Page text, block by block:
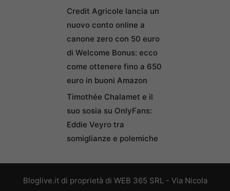
Credit Agricole lancia un
nuovo conto online a
canone zero con 50 euro
di Welcome Bonus: ecco
come ottenere fino a 650
euro in buoni Amazon
Timothée Chalamet e il
suo sosia su OnlyFans:
Eddie Veyro tra
somiglianze e polemiche
Bloglive.it di proprietà di WEB 365 SRL - Via Nicola